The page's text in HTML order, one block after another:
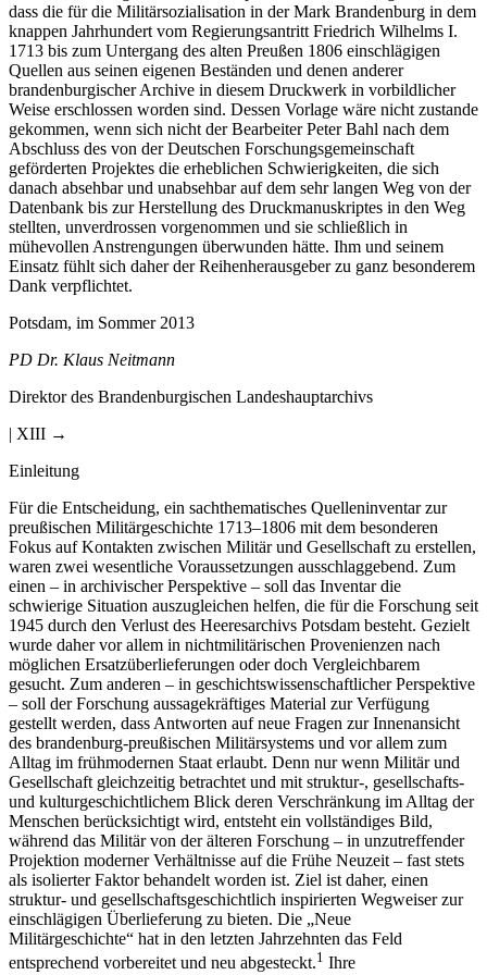
dass die für die Militärsozialisation in der Mark Brandenburg in dem
knappen Jahrhundert vom Regierungsantritt Friedrich Wilhelms I.
1713 bis zum Untergang des alten Preußen 1806 einschlägigen
Quellen aus seinen eigenen Beständen und denen anderer
brandenburgischer Archive in diesem Druckwerk in vorbildlicher
Weise erschlossen worden sind. Dessen Vorlage wäre nicht zustande
gekommen, wenn sich nicht der Bearbeiter Peter Bahl nach dem
Abschluss des von der Deutschen Forschungsgemeinschaft
geförderten Projektes die erheblichen Schwierigkeiten, die sich
danach absehbar und unabsehbar auf dem sehr langen Weg von der
Datenbank bis zur Herstellung des Druckmanuskriptes in den Weg
stellten, unverdrossen vorgenommen und sie schließlich in
mühevollen Anstrengungen überwunden hätte. Ihm und seinem
Einsatz fühlt sich daher der Reihenherausgeber zu ganz besonderem
Dank verpflichtet.
Potsdam, im Sommer 2013
PD Dr. Klaus Neitmann
Direktor des Brandenburgischen Landeshauptarchivs
| XIII →
Einleitung
Für die Entscheidung, ein sachthematisches Quelleninventar zur
preußischen Militärgeschichte 1713–1806 mit dem besonderen
Fokus auf Kontakten zwischen Militär und Gesellschaft zu erstellen,
waren zwei wesentliche Voraussetzungen ausschlaggebend. Zum
einen – in archivischer Perspektive – soll das Inventar die
schwierige Situation auszugleichen helfen, die für die Forschung seit
1945 durch den Verlust des Heeresarchivs Potsdam besteht. Gezielt
wurde daher vor allem in nichtmilitärischen Provenienzen nach
möglichen Ersatzüberlieferungen oder doch Vergleichbarem
gesucht. Zum anderen – in geschichtswissenschaftlicher Perspektive
– soll der Forschung aussagekräftiges Material zur Verfügung
gestellt werden, dass Antworten auf neue Fragen zur Innenansicht
des brandenburg-preußischen Militärsystems und vor allem zum
Alltag im frühmodernen Staat erlaubt. Denn nur wenn Militär und
Gesellschaft gleichzeitig betrachtet und mit struktur-, gesellschafts-
und kulturgeschichtlichem Blick deren Verschränkung im Alltag der
Menschen berücksichtigt wird, entsteht ein vollständiges Bild,
während das Militär von der älteren Forschung – in unzutreffender
Projektion moderner Verhältnisse auf die Frühe Neuzeit – fast stets
als isolierter Faktor behandelt worden ist. Ziel ist daher, einen
struktur- und gesellschaftsgeschichtlich inspirierten Wegweiser zur
einschlägigen Überlieferung zu bieten. Die „Neue
Militärgeschichte“ hat in den letzten Jahrzehnten das Feld
entsprechend vorbereitet und neu abgesteckt.1 Ihre